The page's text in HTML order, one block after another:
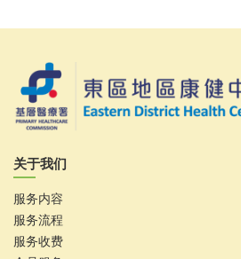
关于我们
服务内容
服务流程
服务收费